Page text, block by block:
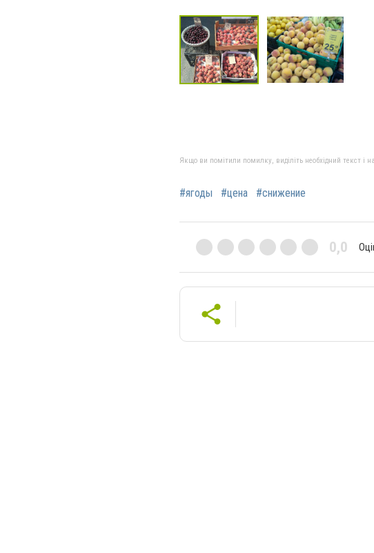
Якщо ви помітили помилку, виділіть необхідний текст і
#ягоды #цена #снижение
0,0